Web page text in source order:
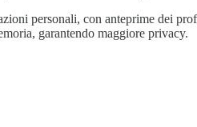
personali, con anteprime dei
garantendo maggiore privacy.​